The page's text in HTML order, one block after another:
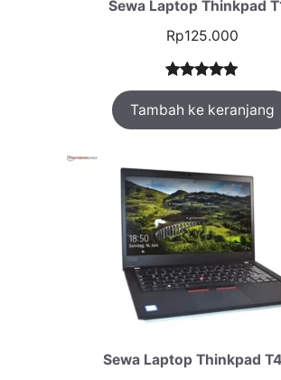
Sewa Laptop Thinkpad
Rp125.000
Peringkat
5.00dari 5
berdasarka
1
pelanggan
Tambah ke keranjang
Sewa Laptop Thinkpad